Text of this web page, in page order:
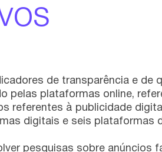
de transparência e de
pelas plataformas online,
referentes à publicidade
digitais e seis plataformas
pesquisas sobre anúncios